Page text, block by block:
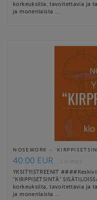
korkeuksilta, tavoitettavia ja
ja monenlaista …
NOSEWORK -
40.00 EUR
1 in stock
YKSITYISTREENIT
"KIRPPISETSINTÄ"
korkeuksilta, tavoitettavia ja
ja monenlaista …